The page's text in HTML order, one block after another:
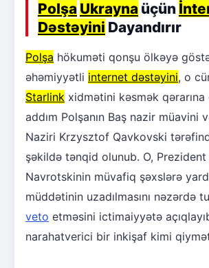
Polşa Ukrayna üçün
Dəstəyini Dayandırır
Polşa hökuməti qonşu ölkəyə
əhəmiyyətli internet dəstəyini, o
Starlink xidmətini kəsmək qərarına
addım Polşanın Baş nazir müavini
Naziri Krzysztof Qavkovski
şəkildə tənqid olunub. O, Prezident
Navrotskinin müvafiq şəxslərə
müddətinin uzadılmasını nəzərdə
veto etməsini ictimaiyyətə
narahatverici bir inkişaf kimi